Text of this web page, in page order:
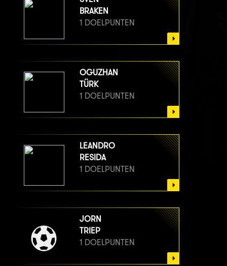
BRAKEN
1 DOELPUNTEN
OGUZHAN
TÜRK
1 DOELPUNTEN
LEANDRO
RESIDA
1 DOELPUNTEN
JORN
TRIEP
1 DOELPUNTEN